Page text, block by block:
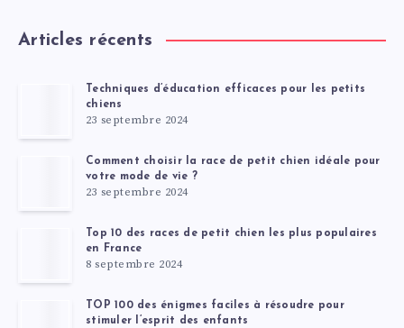
Articles récents
Techniques d’éducation efficaces pour les petits
chiens
23 septembre 2024
Comment choisir la race de petit chien idéale pour
votre mode de vie ?
23 septembre 2024
Top 10 des races de petit chien les plus populaires
en France
8 septembre 2024
TOP 100 des énigmes faciles à résoudre pour
stimuler l’esprit des enfants